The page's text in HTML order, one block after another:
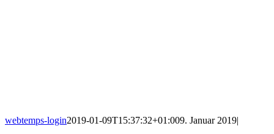
webtemps-login2019-01-09T15:37:32+01:009. Januar 2019|